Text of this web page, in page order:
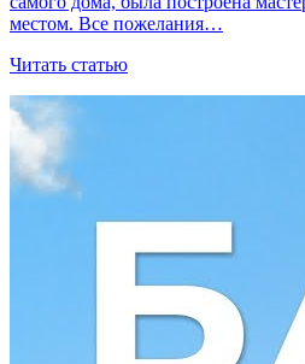
местом. Все пожелания…
Читать статью